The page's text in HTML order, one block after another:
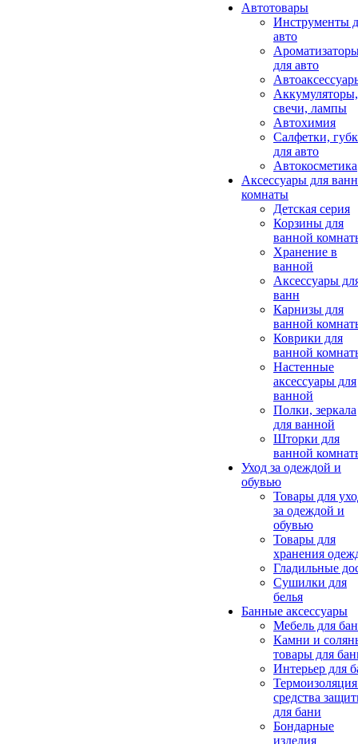
Автотовары
Инструменты
авто
для авто
Аккумуляторы,
свечи, лампы
Автохимия
Салфетки,
для авто
Автокосметика
Аксессуары для
комнаты
Детская серия
Корзины для
ванной
Хранение в
ванной
Аксессуары
ванн
Карнизы для
ванной
Коврики для
ванной
Настенные
аксессуары для
ванной
Полки, зеркала
для ванной
Шторки для
ванной
Уход за одеждой и
обувью
Товары для
за одеждой и
обувью
Товары для
хранения
Гладильные
Сушилки для
белья
Банные аксессуары
Мебель для
Камни и
товары для
Интерьер для
средства
для бани
Бондарные
изделия